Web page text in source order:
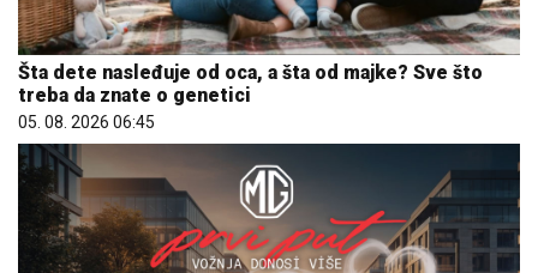
Šta dete nasleđuje od oca, a šta od majke? Sve što
treba da znate o genetici
05. 08. 2026 06:45